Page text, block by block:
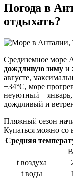
Погода в
отдыхать?
Средиземное море
дождливую зиму и
августе,
+34°C, море
неуютный –
дождливый и
Пляжный сезон
Купаться можно со
Средняя
t воздуха
t воды